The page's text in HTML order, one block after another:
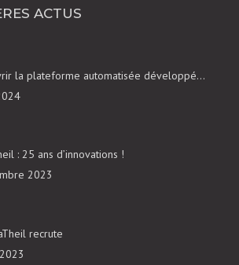
ACTUS
la plateforme automatisée développé…
: 25 ans d’innovations !
2023
recrute